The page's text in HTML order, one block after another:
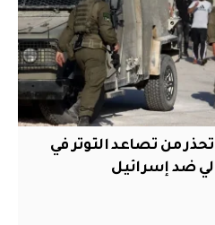
من تصاعد التوتر في
ضد إسرائيل